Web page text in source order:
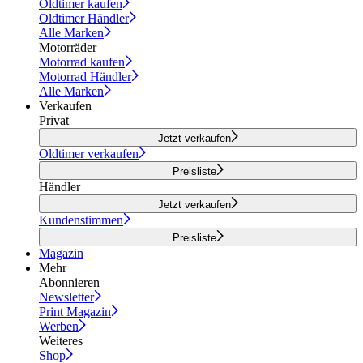
Oldtimer kaufen
Oldtimer Händler
Alle Marken
Motorräder
Motorrad kaufen
Motorrad Händler
Alle Marken
Verkaufen
Privat
Jetzt verkaufen
Oldtimer verkaufen
Preisliste
Händler
Jetzt verkaufen
Kundenstimmen
Preisliste
Magazin
Mehr
Abonnieren
Newsletter
Print Magazin
Werben
Weiteres
Shop